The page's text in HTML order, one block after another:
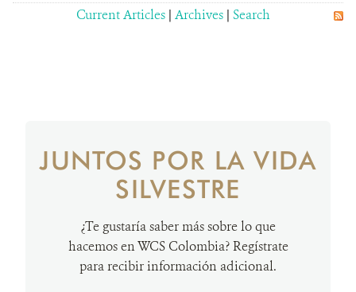
DONA
Current Articles | Archives | Search
JUNTOS POR LA VIDA
SILVESTRE
¿Te gustaría saber más sobre lo que
hacemos en WCS Colombia? Regístrate
para recibir información adicional.